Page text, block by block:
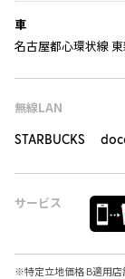
車
名古屋都心環状線
無線LAN
STARBUCKS
サービス
※特定立地価格 B適用店